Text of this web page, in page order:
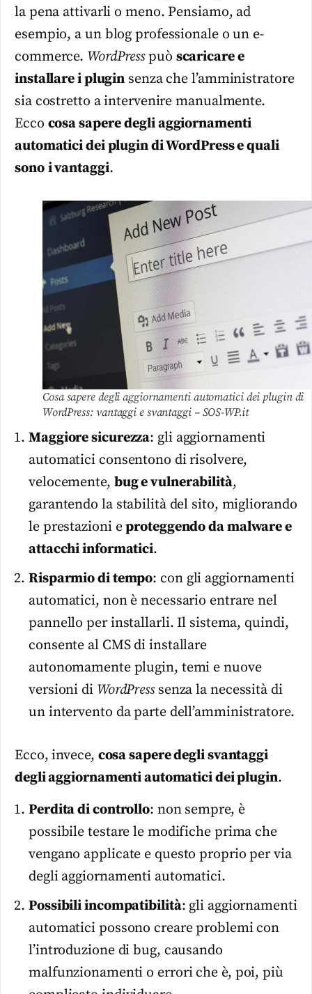
la pena attivarli o meno. Pensiamo, ad
esempio, a un blog professionale o un e-
commerce. WordPresspuò scaricare e
installare i plugin senza che l’amministratore
sia costretto a intervenire manualmente.
Ecco cosa saperedegli aggiornamenti
automatici dei plugin di WordPress e quali
sono i vantaggi.
Cosa sapere degli aggiornamenti automatici dei plugin di
WordPress: vantaggi e svantaggi – SOS-WP.it
Maggiore sicurezza: gli aggiornamenti
automatici consentono di risolvere,
velocemente, bug e vulnerabilità,
garantendo la stabilità del sito, migliorando
le prestazioni eproteggendo da malware e
attacchi informatici.
Risparmio di tempo: con gli aggiornamenti
automatici, non è necessario entrare nel
pannello per installarli. Il sistema, quindi,
consente al CMS di installare
autonomamente plugin, temi e nuove
versioni di WordPresssenza la necessità di
un intervento da parte dell’amministratore.
Ecco, invece, cosa sapere degli svantaggi
degli aggiornamenti automatici dei plugin.
Perdita di controllo: non sempre, è
possibile testare le modifiche prima che
vengano applicate e questo proprio per via
degli aggiornamenti automatici.
Possibili incompatibilità: gli aggiornamenti
automatici possono creare problemi con
l’introduzione di bug, causando
malfunzionamenti o errori che è, poi, più